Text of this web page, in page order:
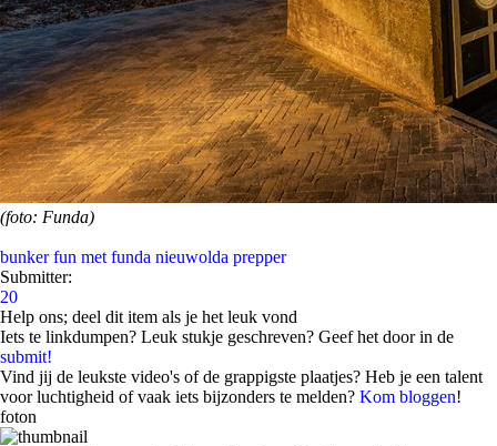
(foto: Funda)
bunker fun met funda nieuwolda prepper
Submitter:
20
Help ons; deel dit item als je het leuk vond
Iets te linkdumpen? Leuk stukje geschreven? Geef het door in de
submit!
Vind jij de leukste video's of de grappigste plaatjes? Heb je een talent
voor luchtigheid of vaak iets bijzonders te melden? Kom bloggen!
foton